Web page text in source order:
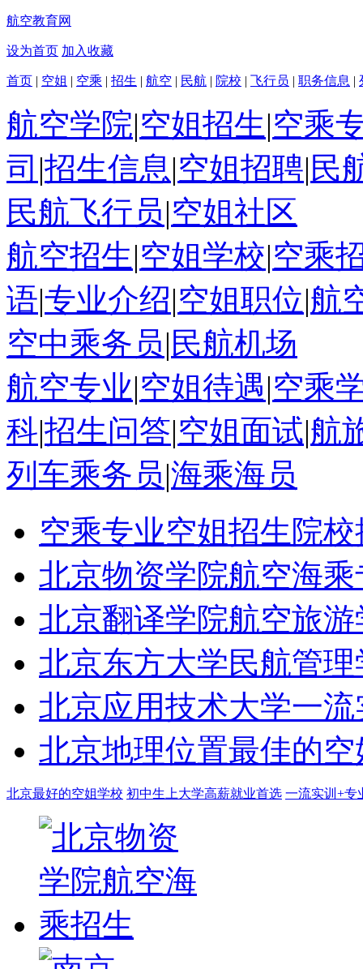
航空教育网
设为首页 加入收藏
首页 | 空姐 | 空乘 | 招生 | 航空 | 民航 | 院校 | 飞行员 | 职务信息 |
航空学院|空姐招生|空乘
司 |招生信息|空姐招聘| 民
民航飞行员|空姐社区
航空招生|空姐学校|空乘
语|专业介绍|空姐职位|航
空中乘务员| 民航机场
航空专业|空姐待遇|空乘
科|招生问答|空姐面试|航
列车乘务员|海乘海员
空乘专业空姐招生院
北京物资学院航空海乘
北京翻译学院航空旅游
北京东方大学民航管理
北京应用技术大学一流
北京地理位置最佳的
北京最好的空姐学校 初中生上大学高薪就业首选 一流实训+专